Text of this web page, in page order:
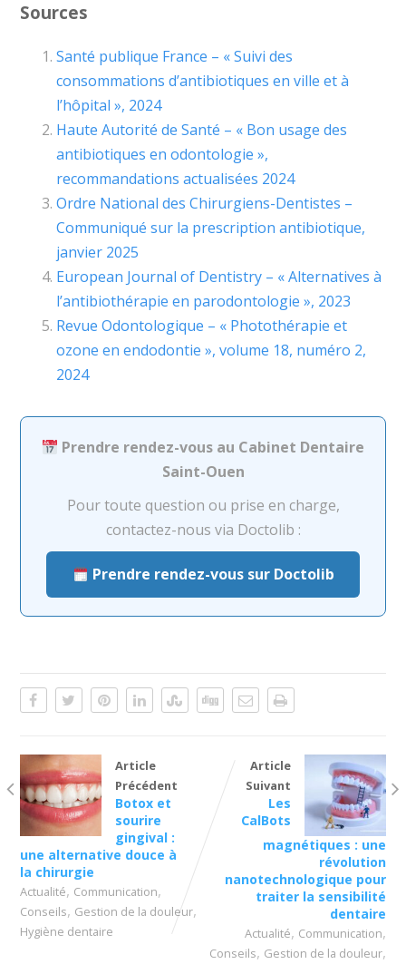
Sources
Santé publique France – « Suivi des
consommations d’antibiotiques en ville et à
l’hôpital », 2024
Haute Autorité de Santé – « Bon usage des
antibiotiques en odontologie »,
recommandations actualisées 2024
Ordre National des Chirurgiens-Dentistes –
Communiqué sur la prescription antibiotique,
janvier 2025
European Journal of Dentistry – « Alternatives à
l’antibiothérapie en parodontologie », 2023
Revue Odontologique – « Photothérapie et
ozone en endodontie », volume 18, numéro 2,
2024
Prendre rendez-vous au Cabinet Dentaire
Saint-Ouen
Pour toute question ou prise en charge,
contactez-nous via Doctolib :
Prendre rendez-vous sur Doctolib
Article
Précédent
Botox et
sourire
gingival :
une alternative douce à
la chirurgie
Actualité, Communication,
Conseils, Gestion de la douleur,
Hygiène dentaire
Article
Suivant
Les
CalBots
magnétiques : une
révolution
nanotechnologique pour
traiter la sensibilité
dentaire
Actualité, Communication,
Conseils, Gestion de la douleur,